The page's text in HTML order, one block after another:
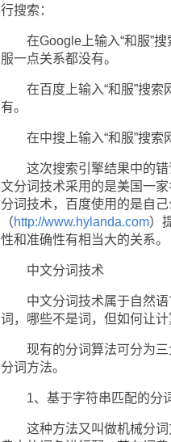
行搜索：
在Google上输入“和服”搜
服一点关系都没有。
在百度上输入“和服”搜索
有。
在中搜上输入“和服”搜索
这次搜索引擎结果中的错
文分词技术采用的是美国一
分词技术，百度使用的是自
（http://www.hylanda.com）
性和准确性有相当大的关系。
中文分词技术
中文分词技术属于自然语
词，哪些不是词，但如何让
现有的分词算法可分为三
分词方法。
1、基于字符串匹配的分
这种方法又叫做机械分词